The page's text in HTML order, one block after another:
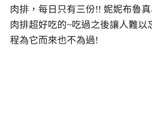
肉排，每日只有三份!! 妮妮布魯
肉排超好吃的~吃過之後讓人難以
程為它而來也不為過!